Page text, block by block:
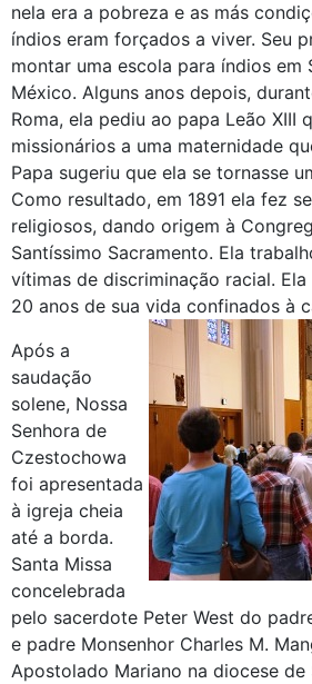
nela era a pobreza e as más
índios eram forçados a viver. Seu
montar uma escola para índios em
México. Alguns anos depois,
Roma, ela pediu ao papa Leão XIII
missionários a uma maternidade
Papa sugeriu que ela se tornasse
Como resultado, em 1891 ela fez
religiosos, dando origem à
Santíssimo Sacramento. Ela
vítimas de discriminação racial.
20 anos de sua vida confinados à
Após a
saudação
solene, Nossa
Senhora de
Czestochowa
foi apresentada
à igreja cheia
até a borda.
Santa Missa
concelebrada
pelo sacerdote Peter West do
e padre Monsenhor Charles M.
Apostolado Mariano na diocese de